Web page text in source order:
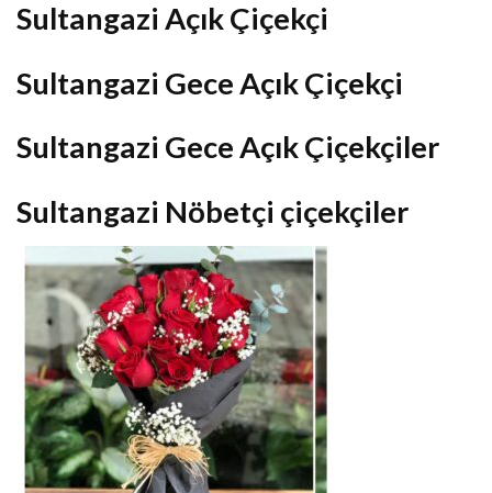
Sultangazi Açık Çiçekçi
Sultangazi Gece Açık Çiçekçi
Sultangazi Gece Açık Çiçekçiler
Sultangazi Nöbetçi çiçekçiler